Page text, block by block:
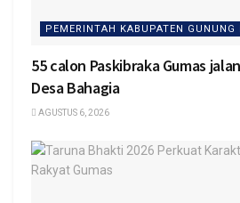
PEMERINTAH KABUPATEN GUNUNG
55 calon Paskibraka Gumas
Desa Bahagia
AGUSTUS 6, 2026